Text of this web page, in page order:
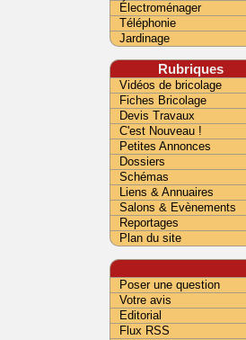
Électroménager
Téléphonie
Jardinage
Rubriques
Vidéos de bricolage
Fiches Bricolage
Devis Travaux
C'est Nouveau !
Petites Annonces
Dossiers
Schémas
Liens & Annuaires
Salons & Evènements
Reportages
Plan du site
Poser une question
Votre avis
Editorial
Flux RSS